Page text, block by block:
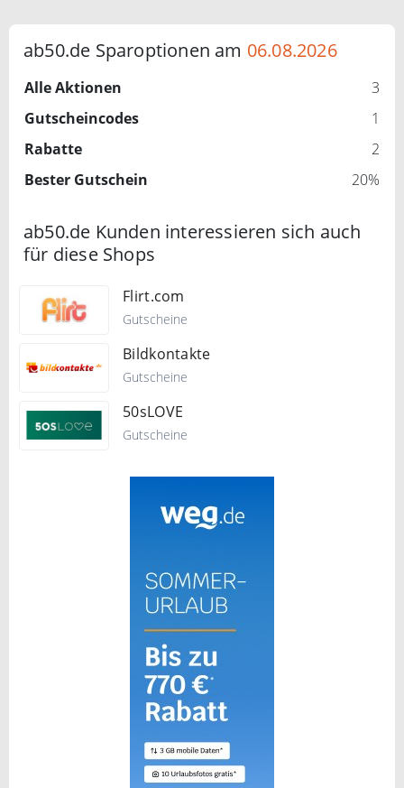
ab50.de Sparoptionen am 06.08.2026
Alle Aktionen
3
Gutscheincodes
1
Rabatte
2
Bester Gutschein
20%
ab50.de Kunden interessieren sich auch
für diese Shops
Flirt.com
Gutscheine
Bildkontakte
Gutscheine
50sLOVE
Gutscheine